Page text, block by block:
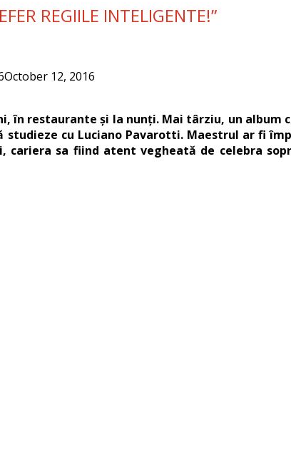
REGIILE INTELIGENTE!”
October 12, 2016
în restaurante și la nunți. Mai târziu, un
cu Luciano Pavarotti. Maestrul ar fi
sa fiind atent vegheată de celebra